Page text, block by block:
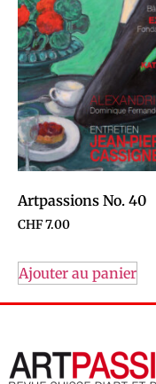
Artpassions No. 40
CHF7.00
Ajouter au panier